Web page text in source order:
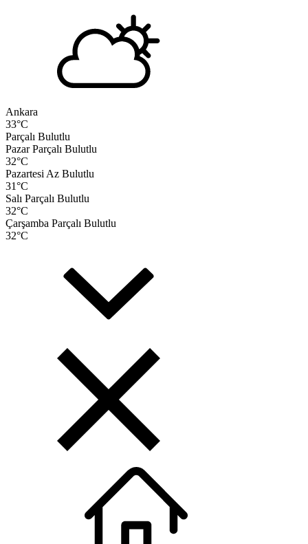
Ankara
33°C
Parçalı Bulutlu
Pazar Parçalı Bulutlu
32°C
Pazartesi Az Bulutlu
31°C
Salı Parçalı Bulutlu
32°C
Çarşamba Parçalı Bulutlu
32°C